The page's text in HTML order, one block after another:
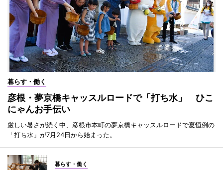
暮らす・働く
彦根・夢京橋キャッスルロードで「打ち水」 ひこ
にゃんお手伝い
厳しい暑さが続く中、彦根市本町の夢京橋キャッスルロードで夏恒例の
「打ち水」が7月24日から始まった。
暮らす・働く